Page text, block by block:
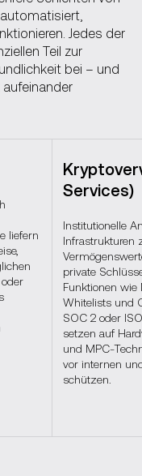
Jedes der
Teil zur
bei – und
liefern
Services)
Institutionelle
Infrastrukturen
private
Funktionen wie
Whitelists und
SOC 2 oder
setzen auf
und MPC-
vor internen
schützen.